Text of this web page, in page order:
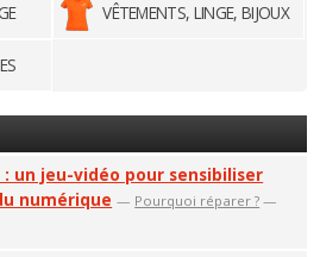
VÊTEMENTS, LINGE, BIJOUX
: un jeu-vidéo pour sensibiliser
numérique — Pourquoi réparer ? —